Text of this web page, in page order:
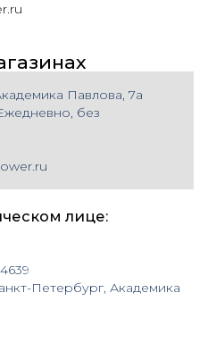
Павлова, 7а
без
лице:
Петербург, Академика